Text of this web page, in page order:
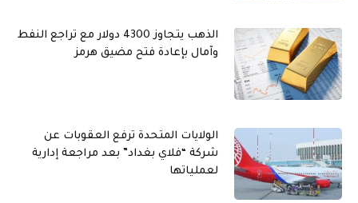
الذهب يتجاوز 4300 دولار مع تراجع النفط
وآمال بإعادة فتح مضيق هرمز
الولايات المتحدة ترفع العقوبات عن
شركة “فلاي بغداد” بعد مراجعة إدارية
لعملياتها